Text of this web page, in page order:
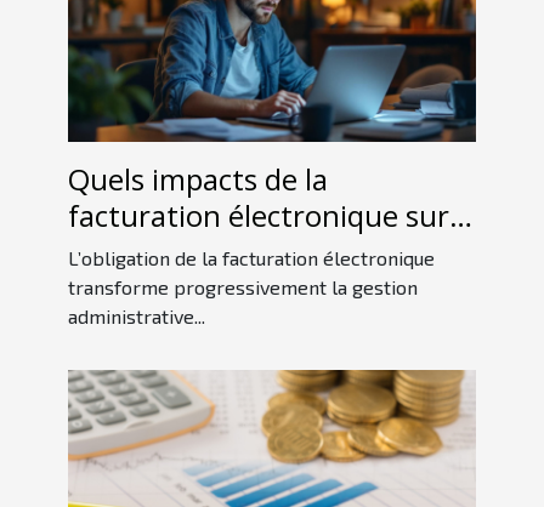
Quels impacts de la
facturation électronique sur
les petites entreprises ?
L’obligation de la facturation électronique
transforme progressivement la gestion
administrative...